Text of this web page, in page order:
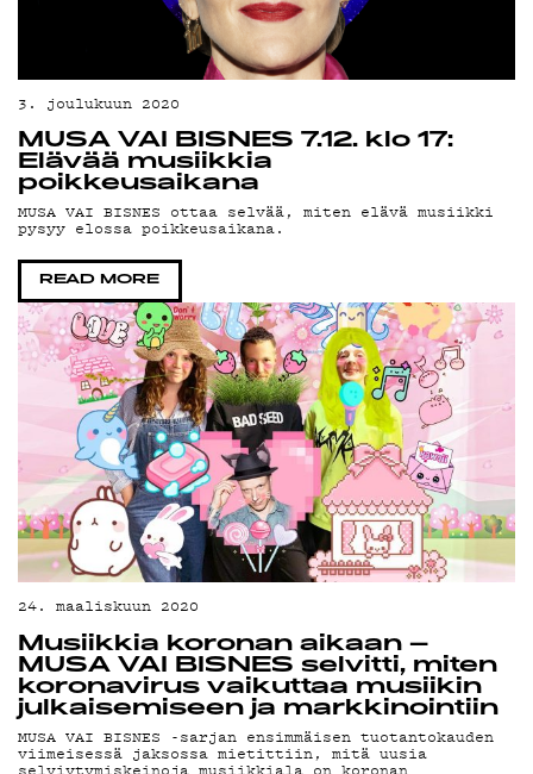
3. joulukuun 2020
MUSA VAI BISNES 7.12. klo 17:
Elävää musiikkia
poikkeusaikana
MUSA VAI BISNES ottaa selvää, miten elävä musiikki
pysyy elossa poikkeusaikana.
READ MORE
24. maaliskuun 2020
Musiikkia koronan aikaan –
MUSA VAI BISNES selvitti, miten
koronavirus vaikuttaa musiikin
julkaisemiseen ja markkinointiin
MUSA VAI BISNES -sarjan ensimmäisen tuotantokauden
viimeisessä jaksossa mietittiin, mitä uusia
selviytymiskeinoja musiikkiala on koronan